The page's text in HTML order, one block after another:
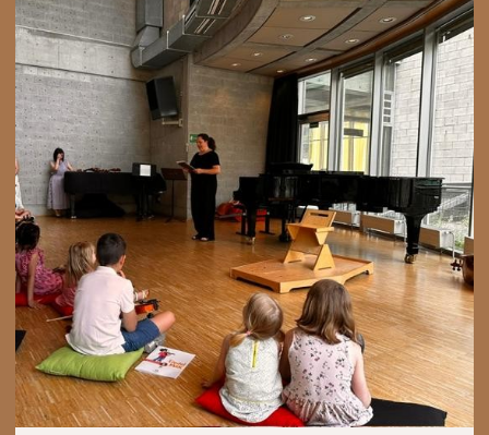
Abmeldung
Aktuelles
Veranstaltungen
Wettbewerbe
Workshops
Musikproduktion 2026
Jazz Workshop 2026
Familien Orchester Projekt
Jazz Workshop 2025
Musikproduktion 2025